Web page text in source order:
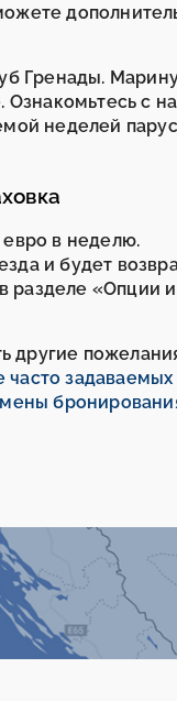
Гренады.
Ознакомьтесь с
неделей
евро в неделю.
и будет
разделе «Опции и
другие
часто задаваемых